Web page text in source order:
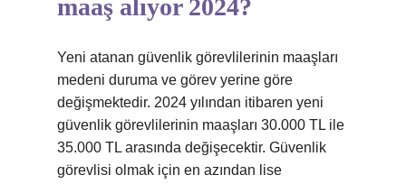
maaş alıyor 2024?
Yeni atanan güvenlik görevlilerinin maaşları
medeni duruma ve görev yerine göre
değişmektedir. 2024 yılından itibaren yeni
güvenlik görevlilerinin maaşları 30.000 TL ile
35.000 TL arasında değişecektir. Güvenlik
görevlisi olmak için en azından lise